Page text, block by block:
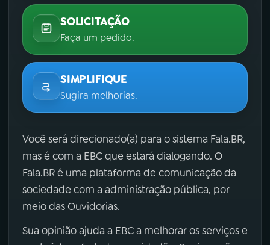
SOLICITAÇÃO
Faça um pedido.
SIMPLIFIQUE
Sugira melhorias.
Você será direcionado(a) para o sistema Fala.BR,
mas é com a EBC que estará dialogando. O
Fala.BR é uma plataforma de comunicação da
sociedade com a administração pública, por
meio das Ouvidorias.
Sua opinião ajuda a EBC a melhorar os serviços e